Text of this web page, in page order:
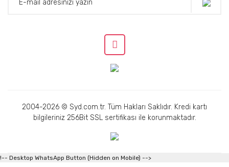
2004-2026 © Syd.com.tr. Tüm Hakları Saklıdır. Kredi kartı
bilgileriniz 256Bit SSL sertifikası ile korunmaktadır.
!-- Desktop WhatsApp Button (Hidden on Mobile) -->